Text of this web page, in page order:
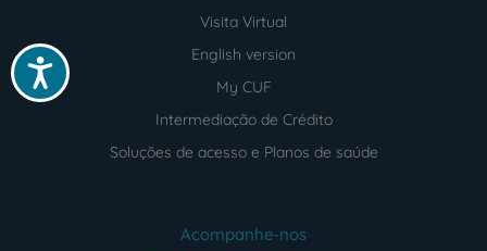
Acessibilidade
Visita Virtual
English version
My CUF
Intermediação de Crédito
Soluções de acesso e Planos de saúde
Acompanhe-nos